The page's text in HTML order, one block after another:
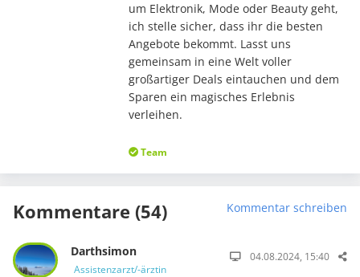
um Elektronik, Mode oder Beauty geht,
ich stelle sicher, dass ihr die besten
Angebote bekommt. Lasst uns
gemeinsam in eine Welt voller
großartiger Deals eintauchen und dem
Sparen ein magisches Erlebnis
verleihen.
Team
Kommentare (54) Kommentar schreiben
Darthsimon
Assistenzarzt/-ärztin
04.08.2024, 15:40